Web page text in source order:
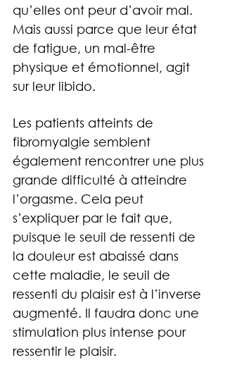
qu’elles ont peur d’avoir mal.
Mais aussi parce que leur état
de fatigue, un mal-être
physique et émotionnel, agit
sur leur libido.
Les patients atteints de
fibromyalgie semblent
également rencontrer une plus
grande difficulté à atteindre
l’orgasme. Cela peut
s’expliquer par le fait que,
puisque le seuil de ressenti de
la douleur est abaissé dans
cette maladie, le seuil de
ressenti du plaisir est à l’inverse
augmenté. Il faudra donc une
stimulation plus intense pour
ressentir le plaisir.